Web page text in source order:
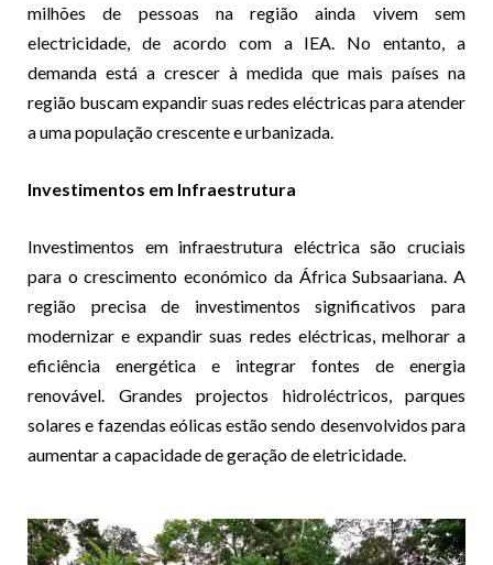
milhões de pessoas na região ainda vivem sem
electricidade, de acordo com a IEA. No entanto, a
demanda está a crescer à medida que mais países na
região buscam expandir suas redes eléctricas para atender
a uma população crescente e urbanizada.
Investimentos em Infraestrutura
Investimentos em infraestrutura eléctrica são cruciais
para o crescimento económico da África Subsaariana. A
região precisa de investimentos significativos para
modernizar e expandir suas redes eléctricas, melhorar a
eficiência energética e integrar fontes de energia
renovável. Grandes projectos hidroléctricos, parques
solares e fazendas eólicas estão sendo desenvolvidos para
aumentar a capacidade de geração de eletricidade.